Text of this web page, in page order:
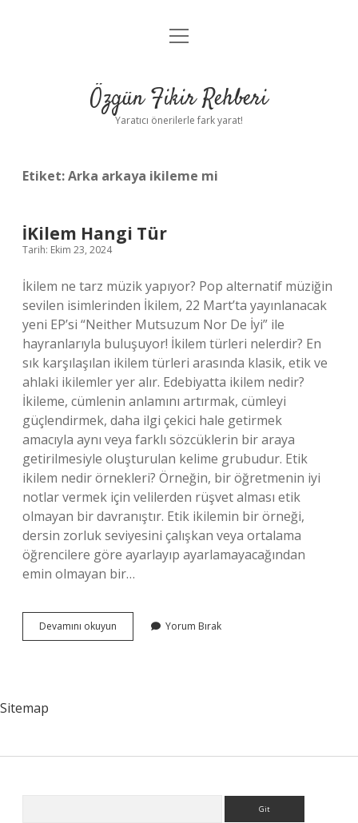
Gizlilik Politikası
Yasal Uyarı
menüyü
Özgün Fikir Rehberi
Yaratıcı önerilerle fark yarat!
Etiket:Arka arkaya ikileme mi
İKilem Hangi Tür
Tarih: Ekim 23, 2024
İkilem ne tarz müzik yapıyor? Pop alternatif müziğin
sevilen isimlerinden İkilem, 22 Mart’ta yayınlanacak
yeni EP’si “Neither Mutsuzum Nor De İyi” ile
hayranlarıyla buluşuyor! İkilem türleri nelerdir? En
sık karşılaşılan ikilem türleri arasında klasik, etik ve
ahlaki ikilemler yer alır. Edebiyatta ikilem nedir?
İkileme, cümlenin anlamını artırmak, cümleyi
güçlendirmek, daha ilgi çekici hale getirmek
amacıyla aynı veya farklı sözcüklerin bir araya
getirilmesiyle oluşturulan kelime grubudur. Etik
ikilem nedir örnekleri? Örneğin, bir öğretmenin iyi
notlar vermek için velilerden rüşvet alması etik
olmayan bir davranıştır. Etik ikilemin bir örneği,
dersin zorluk seviyesini çalışkan veya ortalama
öğrencilere göre ayarlayıp ayarlamayacağından
emin olmayan bir…
Devamını okuyun
Hangi
Yorum Bırak
Sitemap